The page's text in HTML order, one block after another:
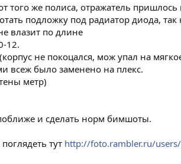
того же полиса, отражатель
подложку под радиатор диода, так
влазит по длине
12.
не покоцался, мож упал на
всеж было заменено на плекс.
метр)
и сделать норм бимшоты.
тут http://foto.rambler.ru/